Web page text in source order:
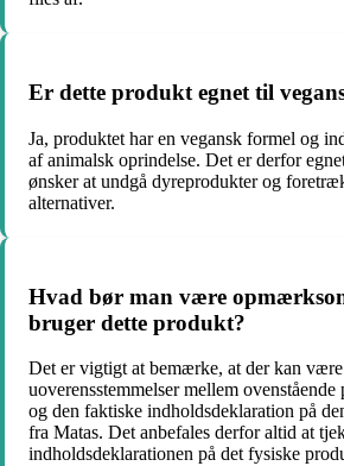
Er dette produkt egnet til
Ja, produktet har en vegansk formel og
af animalsk oprindelse. Det er derfor
ønsker at undgå dyreprodukter og
alternativer.
Hvad bør man være
bruger dette produkt?
Det er vigtigt at bemærke, at der kan være
uoverensstemmelser mellem
og den faktiske indholdsdeklaration på
fra Matas. Det anbefales derfor altid at
indholdsdeklarationen på det fysiske